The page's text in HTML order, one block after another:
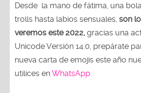
Desde la mano de fátima, una
trolls hasta labios sensuales, son
veremos este 2022, gracias una
Unicode Versión 14.0, prepárate
nueva carta de emojis este año
utilices enWhatsApp.